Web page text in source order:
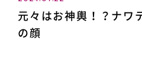
キャンペーン情報
元々はお神輿！？ナワ
の顔